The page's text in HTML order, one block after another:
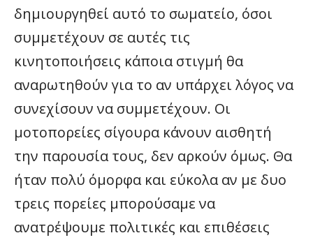
δημιουργηθεί αυτό το σωματείο, όσοι
συμμετέχουν σε αυτές τις
κινητοποιήσεις κάποια στιγμή θα
αναρωτηθούν για το αν υπάρχει λόγος να
συνεχίσουν να συμμετέχουν. Οι
μοτοπορείες σίγουρα κάνουν αισθητή
την παρουσία τους, δεν αρκούν όμως. Θα
ήταν πολύ όμορφα και εύκολα αν με δυο
τρεις πορείες μπορούσαμε να
ανατρέψουμε πολιτικές και επιθέσεις